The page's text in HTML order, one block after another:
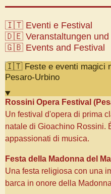
🇮🇹 Eventi e Festival
🇩🇪 Veranstaltungen und
🇬🇧 Events and Festival
🇮🇹 Feste e eventi magici
Pesaro-Urbino
Rossini Opera Festival
Un festival d'opera di prima
natale di Gioachino Rossini.
appassionati di musica.
Festa della Madonna del
Una festa religiosa con una
barca in onore della